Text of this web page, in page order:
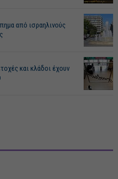
από ισραηλινούς
και κλάδοι έχουν